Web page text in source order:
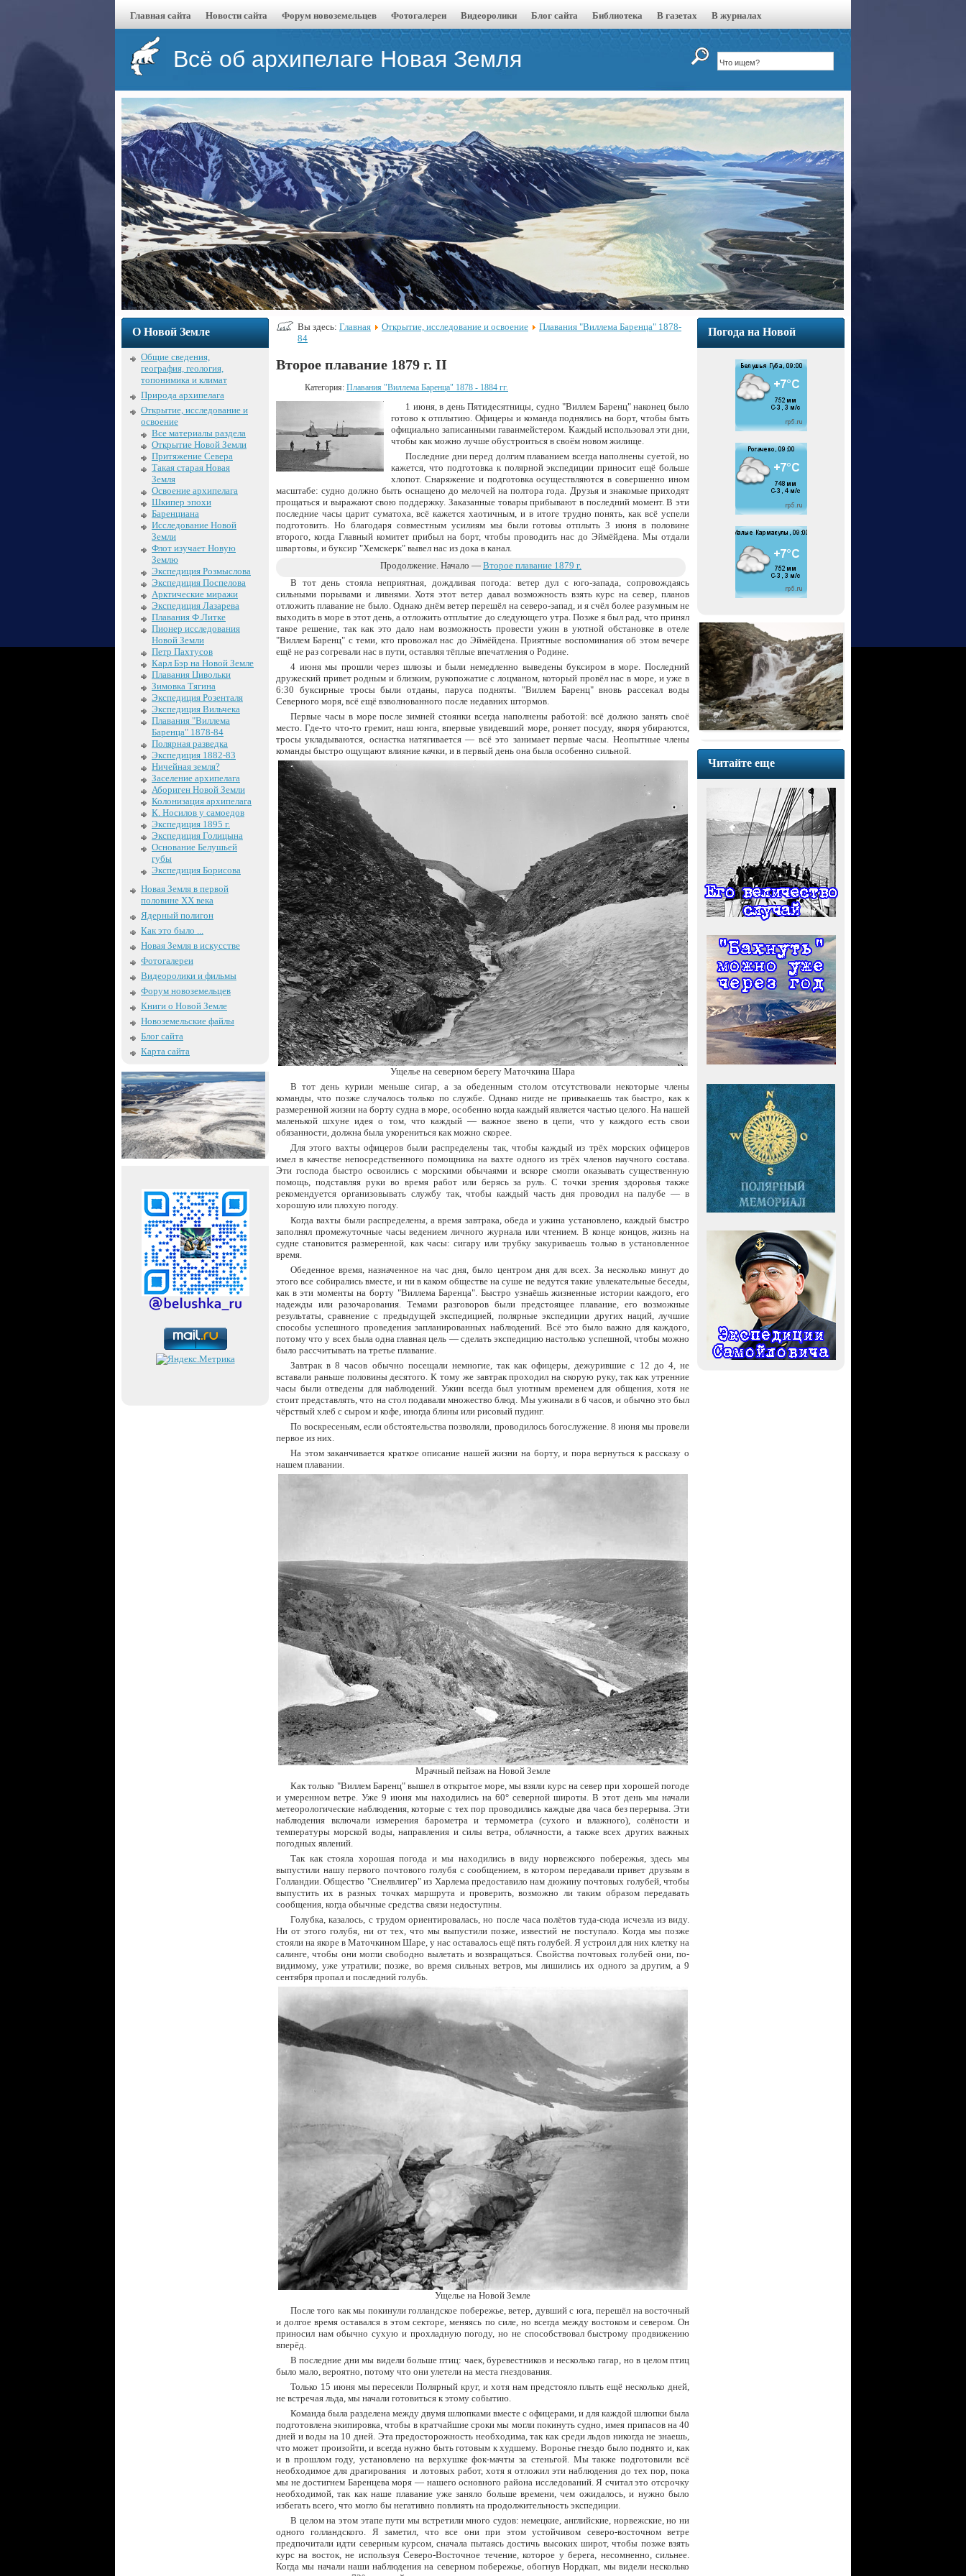
Главная сайта Новости сайта Форум новоземельцев Фотогалереи Видеоролики Блог сайта Библиотека В газетах В журналах
Всё об архипелаге Новая Земля
О Новой Земле
Общие сведения,
география, геология,
топонимика и климат
Природа архипелага
Открытие, исследование и
освоение
Все материалы раздела
Открытие Новой Земли
Притяжение Севера
Такая старая Новая
Земля
Освоение архипелага
Шкипер эпохи
Баренциана
Исследование Новой
Земли
Флот изучает Новую
Землю
Экспедиция Розмыслова
Экспедиция Поспелова
Арктические миражи
Экспедиция Лазарева
Плавания Ф.Литке
Пионер исследования
Новой Земли
Петр Пахтусов
Карл Бэр на Новой Земле
Плавания Цивольки
Зимовка Тягина
Экспедиция Розенталя
Экспедиция Вильчека
Плавания "Виллема
Баренца" 1878-84
Полярная разведка
Экспедиция 1882-83
Ничейная земля?
Заселение архипелага
Абориген Новой Земли
Колонизация архипелага
К. Носилов у самоедов
Экспедиция 1895 г.
Экспедиция Голицына
Основание Белушьей
губы
Экспедиция Борисова
Новая Земля в первой
половине XX века
Ядерный полигон
Как это было ...
Новая Земля в искусстве
Фотогалереи
Видеоролики и фильмы
Форум новоземельцев
Книги о Новой Земле
Новоземельские файлы
Блог сайта
Карта сайта
Вы здесь: Главная Открытие, исследование и освоение
Плавания "Виллема Баренца" 1878-
84
Второе плавание 1879 г. II
Категория: Плавания "Виллема Баренца" 1878 - 1884 гг.
1 июня, в день Пятидесятницы, судно "Виллем Баренц" наконец было
готово к отплытию. Офицеры и команда поднялись на борт, чтобы быть
официально записанными гаванмейстером. Каждый использовал эти дни,
чтобы как можно лучше обустроиться в своём новом жилище.
Последние дни перед долгим плаванием всегда наполнены суетой, но
кажется, что подготовка к полярной экспедиции приносит ещё больше
хлопот. Снаряжение и подготовка осуществляются в совершенно ином
масштабе: судно должно быть оснащено до мелочей на полтора года. Друзья и знакомые приходят
прощаться и выражают свою поддержку. Заказанные товары прибывают в последний момент. В эти
последние часы царит суматоха, всё кажется хаотичным, и в итоге трудно понять, как всё успели
подготовить. Но благодаря совместным усилиям мы были готовы отплыть 3 июня в половине
второго, когда Главный комитет прибыл на борт, чтобы проводить нас до Эймёйдена. Мы отдали
швартовы, и буксир "Хемскерк" вывел нас из дока в канал.
Продолжение. Начало — Второе плавание 1879 г.
В тот день стояла неприятная, дождливая погода: ветер дул с юго-запада, сопровождаясь
сильными порывами и ливнями. Хотя этот ветер давал возможность взять курс на север, планов
отложить плавание не было. Однако днём ветер перешёл на северо-запад, и я счёл более разумным не
выходить в море в этот день, а отложить отплытие до следующего утра. Позже я был рад, что принял
такое решение, так как это дало нам возможность провести ужин в уютной обстановке в отеле
"Виллем Баренц" с теми, кто провожал нас до Эймёйдена. Приятные воспоминания об этом вечере
ещё не раз согревали нас в пути, оставляя тёплые впечатления о Родине.
4 июня мы прошли через шлюзы и были немедленно выведены буксиром в море. Последний
дружеский привет родным и близким, рукопожатие с лоцманом, который провёл нас в море, и уже в
6:30 буксирные тросы были отданы, паруса подняты. "Виллем Баренц" вновь рассекал воды
Северного моря, всё ещё взволнованного после недавних штормов.
Первые часы в море после зимней стоянки всегда наполнены работой: всё должно занять своё
место. Где-то что-то гремит, наш юнга, впервые увидевший море, роняет посуду, якоря убираются,
тросы укладываются, оснастка натягивается — всё это занимает первые часы. Неопытные члены
команды быстро ощущают влияние качки, и в первый день она была особенно сильной.
Ущелье на северном берегу Маточкина Шара
В тот день курили меньше сигар, а за обеденным столом отсутствовали некоторые члены
команды, что позже случалось только по службе. Однако нигде не привыкаешь так быстро, как к
размеренной жизни на борту судна в море, особенно когда каждый является частью целого. На нашей
маленькой шхуне идея о том, что каждый — важное звено в цепи, что у каждого есть свои
обязанности, должна была укорениться как можно скорее.
Для этого вахты офицеров были распределены так, чтобы каждый из трёх морских офицеров
имел в качестве непосредственного помощника на вахте одного из трёх членов научного состава.
Эти господа быстро освоились с морскими обычаями и вскоре смогли оказывать существенную
помощь, подставляя руки во время работ или берясь за руль. С точки зрения здоровья также
рекомендуется организовывать службу так, чтобы каждый часть дня проводил на палубе — в
хорошую или плохую погоду.
Когда вахты были распределены, а время завтрака, обеда и ужина установлено, каждый быстро
заполнял промежуточные часы ведением личного журнала или чтением. В конце концов, жизнь на
судне становится размеренной, как часы: сигару или трубку закуриваешь только в установленное
время.
Обеденное время, назначенное на час дня, было центром дня для всех. За несколько минут до
этого все собирались вместе, и ни в каком обществе на суше не ведутся такие увлекательные беседы,
как в эти моменты на борту "Виллема Баренца". Быстро узнаёшь жизненные истории каждого, его
надежды или разочарования. Темами разговоров были предстоящее плавание, его возможные
результаты, сравнение с предыдущей экспедицией, полярные экспедиции других наций, лучшие
способы успешного проведения запланированных наблюдений. Всё это было важно для каждого,
потому что у всех была одна главная цель — сделать экспедицию настолько успешной, чтобы можно
было рассчитывать на третье плавание.
Завтрак в 8 часов обычно посещали немногие, так как офицеры, дежурившие с 12 до 4, не
вставали раньше половины десятого. К тому же завтрак проходил на скорую руку, так как утренние
часы были отведены для наблюдений. Ужин всегда был уютным временем для общения, хотя не
стоит представлять, что на стол подавали множество блюд. Мы ужинали в 6 часов, и обычно это был
чёрствый хлеб с сыром и кофе, иногда блины или рисовый пудинг.
По воскресеньям, если обстоятельства позволяли, проводилось богослужение. 8 июня мы провели
первое из них.
На этом заканчивается краткое описание нашей жизни на борту, и пора вернуться к рассказу о
нашем плавании.
Мрачный пейзаж на Новой Земле
Как только "Виллем Баренц" вышел в открытое море, мы взяли курс на север при хорошей погоде
и умеренном ветре. Уже 9 июня мы находились на 60° северной широты. В этот день мы начали
метеорологические наблюдения, которые с тех пор проводились каждые два часа без перерыва. Эти
наблюдения включали измерения барометра и термометра (сухого и влажного), солёности и
температуры морской воды, направления и силы ветра, облачности, а также всех других важных
погодных явлений.
Так как стояла хорошая погода и мы находились в виду норвежского побережья, здесь мы
выпустили нашу первого почтового голубя с сообщением, в котором передавали привет друзьям в
Голландии. Общество "Снелвлигер" из Харлема предоставило нам дюжину почтовых голубей, чтобы
выпустить их в разных точках маршрута и проверить, возможно ли таким образом передавать
сообщения, когда обычные средства связи недоступны.
Голубка, казалось, с трудом ориентировалась, но после часа полётов туда-сюда исчезла из виду.
Ни от этого голубя, ни от тех, что мы выпустили позже, известий не поступало. Когда мы позже
стояли на якоре в Маточкином Шаре, у нас оставалось ещё пять голубей. Я устроил для них клетку на
салинге, чтобы они могли свободно вылетать и возвращаться. Свойства почтовых голубей они, по-
видимому, уже утратили; позже, во время сильных ветров, мы лишились их одного за другим, а 9
сентября пропал и последний голубь.
Ущелье на Новой Земле
После того как мы покинули голландское побережье, ветер, дувший с юга, перешёл на восточный
и долгое время оставался в этом секторе, меняясь по силе, но всегда между востоком и севером. Он
приносил нам обычно сухую и прохладную погоду, но не способствовал быстрому продвижению
вперёд.
В последние дни мы видели больше птиц: чаек, буревестников и несколько гагар, но в целом птиц
было мало, вероятно, потому что они улетели на места гнездования.
Только 15 июня мы пересекли Полярный круг, и хотя нам предстояло плыть ещё несколько дней,
не встречая льда, мы начали готовиться к этому событию.
Команда была разделена между двумя шлюпками вместе с офицерами, и для каждой шлюпки была
подготовлена экипировка, чтобы в кратчайшие сроки мы могли покинуть судно, имея припасов на 40
дней и воды на 10 дней. Эта предосторожность необходима, так как среди льдов никогда не знаешь,
что может произойти, и всегда нужно быть готовым к худшему. Воронье гнездо было поднято и, как
и в прошлом году, установлено на верхушке фок-мачты за стеньгой. Мы также подготовили всё
необходимое для драгирования и лотовых работ, хотя я отложил эти наблюдения до тех пор, пока
мы не достигнем Баренцева моря — нашего основного района исследований. Я считал это отсрочку
необходимой, так как наше плавание уже заняло больше времени, чем ожидалось, и нужно было
избегать всего, что могло бы негативно повлиять на продолжительность экспедиции.
В целом на этом этапе пути мы встретили много судов: немецкие, английские, норвежские, но ни
одного голландского. Я заметил, что все они при этом устойчивом северо-восточном ветре
предпочитали идти северным курсом, сначала пытаясь достичь высоких широт, чтобы позже взять
курс на восток, не используя Северо-Восточное течение, которое у берега, несомненно, сильнее.
Когда мы начали наши наблюдения на северном побережье, обогнув Нордкап, мы видели несколько
Погода на Новой
Читайте еще